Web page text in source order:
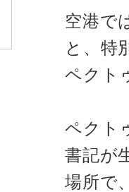
空港で
と、特
ペクト
ペクト
書記が
場所で